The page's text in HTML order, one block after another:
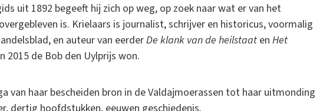
uit 1892 begeeft hij zich op weg, op zoek naar wat er van het
is. Krielaars is journalist, schrijver en historicus, voormalig
en auteur van eerderDe klank van de heilstaat en Het
2015 de Bob den Uylprijs won.
van haar bescheiden bron in de Valdajmoerassen tot haar uitmonding